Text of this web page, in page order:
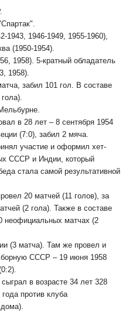
1943, 1946-1949, 1955-1960),
(1950-1954).
1958). 5-кратный обладатель
1958).
забил 101 гол. В составе
в 28 лет – 8 сентября 1954
(7:0), забил 2 мяча.
участие и оформил хет-
СССР и Индии, который
стала самой результативной
20 матчей (11 голов), за
(2 гола). Также в составе
неофициальных матчах (2
(3 матча). Там же провел и
СССР – 19 июня 1958
в возрасте 34 лет 328
против клуба